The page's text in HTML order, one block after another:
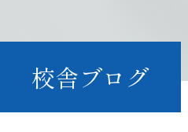
校舎ブログ